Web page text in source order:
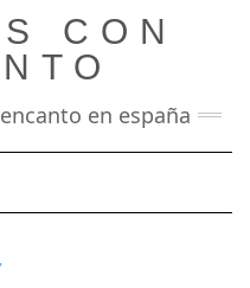
CON
en españa
modo de navegación